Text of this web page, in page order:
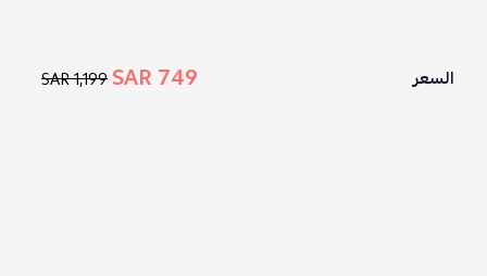
السعر 749 SAR
1,199 SAR